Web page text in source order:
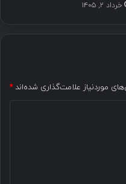
خرداد ۲, ۱۴۰۵
موردنیاز علامت‌گذاری شده‌اند*